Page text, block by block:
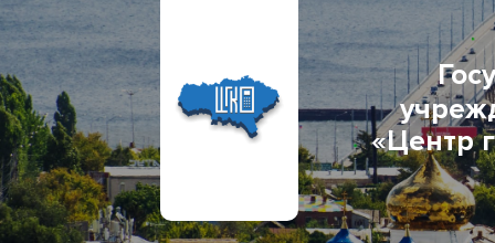
«Центр